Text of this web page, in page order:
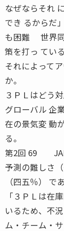
なぜならそれ
でき るからだ
も困難 世界同
策を打っ てい
それによって
か。
３ＰＬはどう
グローバル 企
在の景気変 動
る。
第2回 69
予測の難しさ
（四五％） で
「３ＰＬは在
いるため、不
ム・チーム・